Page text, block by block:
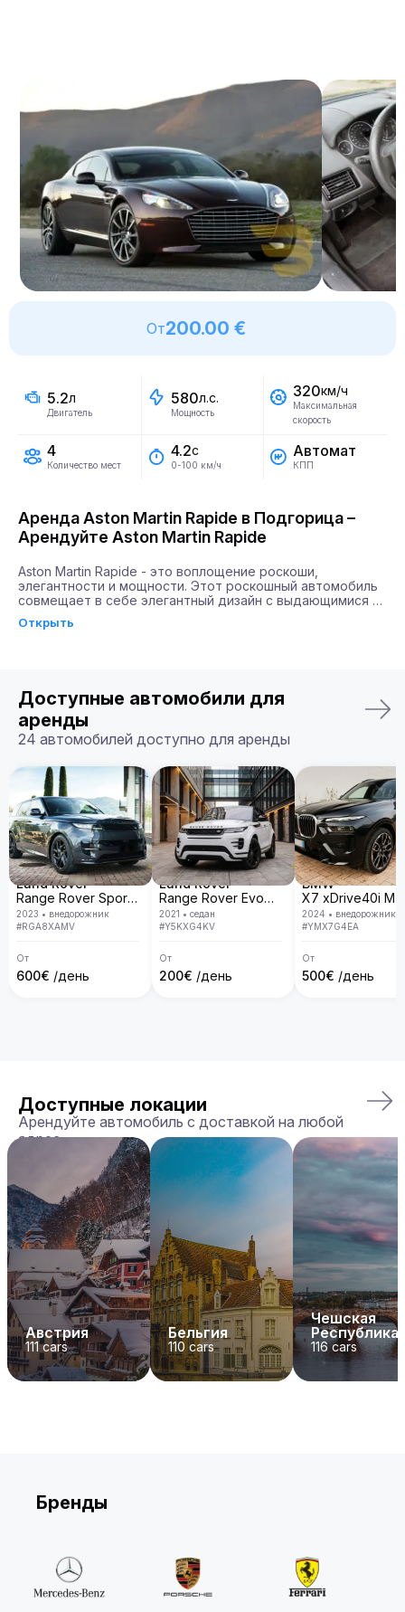
От200.00 €
5.2л
Двигатель
580л.с.
Мощность
320км/ч
Максимальная
скорость
4
Количество мест
4.2с
0-100 км/ч
Автомат
КПП
Аренда Aston Martin Rapide в Подгорица –
Арендуйте Aston Martin Rapide
Aston Martin Rapide - это воплощение роскоши,
элегантности и мощности. Этот роскошный автомобиль
совмещает в себе элегантный дизайн с выдающимися
оборудован двигателем мощностью 580 лошадиных сил,
Почему именно Billion Rent?
Billion Rent предлагает аренду автомобилей премиум-
класса по всей Европе. Мы гарантируем надежный
вам и точное соответствие машины вашим ожиданиям.
Бронируйте ваш Aston Martin Rapide уже сегодня!
Открыть
Доступные автомобили для
аренды
24 автомобилей доступно для аренды
Land Rover
Range Rover Sport D300 R-Dynamic SE
2023 • внедорожник
#RGA8XAMV
От
600€ /день
Land Rover
Range Rover Evoque
2021 • седан
#Y5KXG4KV
От
200€ /день
BMW
2024 • внедорожник
#YMX7G4EA
От
500€ /день
Доступные локации
Арендуйте автомобиль с доставкой на любой
адрес
Австрия
111cars
Бельгия
110 cars
Чешская
Республика
116cars
Бренды